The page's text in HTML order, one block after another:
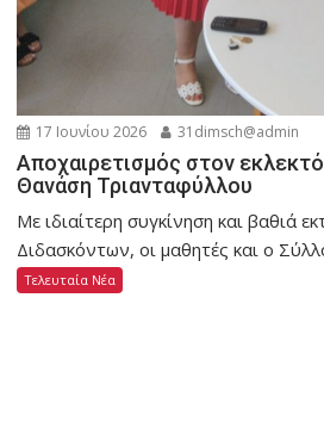
17 Ιουνίου 2026 31dimsch@admin
Αποχαιρετισμός στον
Θανάση Τριανταφύλλου
Με ιδιαίτερη συγκίνηση και βαθιά
Διδασκόντων, οι μαθητές και ο
Τελευταία Νέα